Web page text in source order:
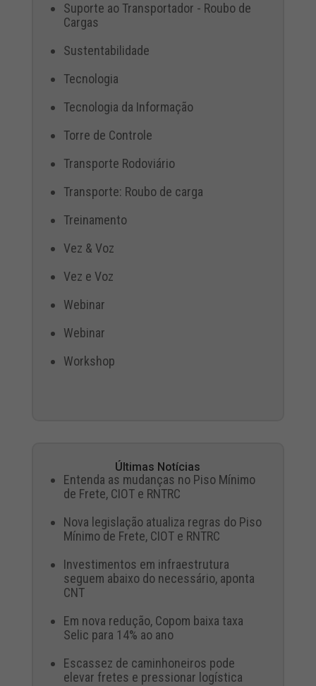
Suporte ao Transportador - Roubo de
Cargas
Sustentabilidade
Tecnologia
Tecnologia da Informação
Torre de Controle
Transporte Rodoviário
Transporte: Roubo de carga
Treinamento
Vez & Voz
Vez e Voz
Webinar
Webinar
Workshop
Últimas Notícias
Entenda as mudanças no Piso Mínimo
de Frete, CIOT e RNTRC
Nova legislação atualiza regras do Piso
Mínimo de Frete, CIOT e RNTRC
Investimentos em infraestrutura
seguem abaixo do necessário, aponta
CNT
Em nova redução, Copom baixa taxa
Selic para 14% ao ano
Escassez de caminhoneiros pode
elevar fretes e pressionar logística